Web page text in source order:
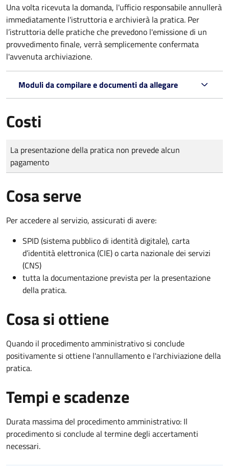
Una volta ricevuta la domanda, l'ufficio responsabile annullerà
immediatamente l'istruttoria e archivierà la pratica. Per
l’istruttoria delle pratiche che prevedono l'emissione di un
provvedimento finale, verrà semplicemente confermata
l'avvenuta archiviazione.
Moduli da compilare e documenti da allegare
Costi
Tipo di pagamento
Importo
La presentazione della pratica non prevede alcun
pagamento
Cosa serve
Per accedere al servizio, assicurati di avere:
SPID (sistema pubblico di identità digitale), carta
d’identità elettronica (CIE) o carta nazionale dei servizi
(CNS)
tutta la documentazione prevista per la presentazione
della pratica.
Cosa si ottiene
Quando il procedimento amministrativo si conclude
positivamente si ottiene l'annullamento e l'archiviazione della
pratica.
Tempi e scadenze
Durata massima del procedimento amministrativo: Il
procedimento si conclude al termine degli accertamenti
necessari.